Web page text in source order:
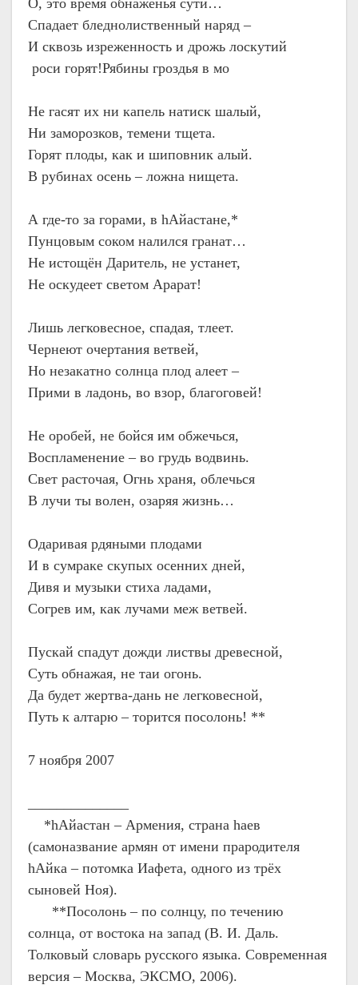
Спадает бледнолиственный наряд –
И сквозь изреженность и дрожь лоскутий
роси горят!Рябины гроздья в мо
Не гасят их ни капель натиск шалый,
Ни заморозков, темени тщета.
Горят плоды, как и шиповник алый.
В рубинах осень – ложна нищета.
А где-то за горами, в hАйастане,*
Пунцовым соком налился гранат…
Не истощён Даритель, не устанет,
Не оскудеет светом Арарат!
Лишь легковесное, спадая, тлеет.
Чернеют очертания ветвей,
Но незакатно солнца плод алеет –
Прими в ладонь, во взор, благоговей!
Не оробей, не бойся им обжечься,
Воспламенение – во грудь водвинь.
Свет расточая, Огнь храня, облечься
В лучи ты волен, озаряя жизнь…
Одаривая рдяными плодами
И в сумраке скупых осенних дней,
Дивя и музыки стиха ладами,
Согрев им, как лучами меж ветвей.
Пускай спадут дожди листвы древесной,
Суть обнажая, не таи огонь.
Да будет жертва-дань не легковесной,
Путь к алтарю – торится посолонь! **
7 ноября 2007
*hАйастан – Армения, страна hаев
(самоназвание армян от имени прародителя
hАйка – потомка Иафета, одного из трёх
сыновей Ноя).
**Посолонь – по солнцу, по течению
солнца, от востока на запад (В. И. Даль.
Толковый словарь русского языка. Современная
версия – Москва, ЭКСМО, 2006).